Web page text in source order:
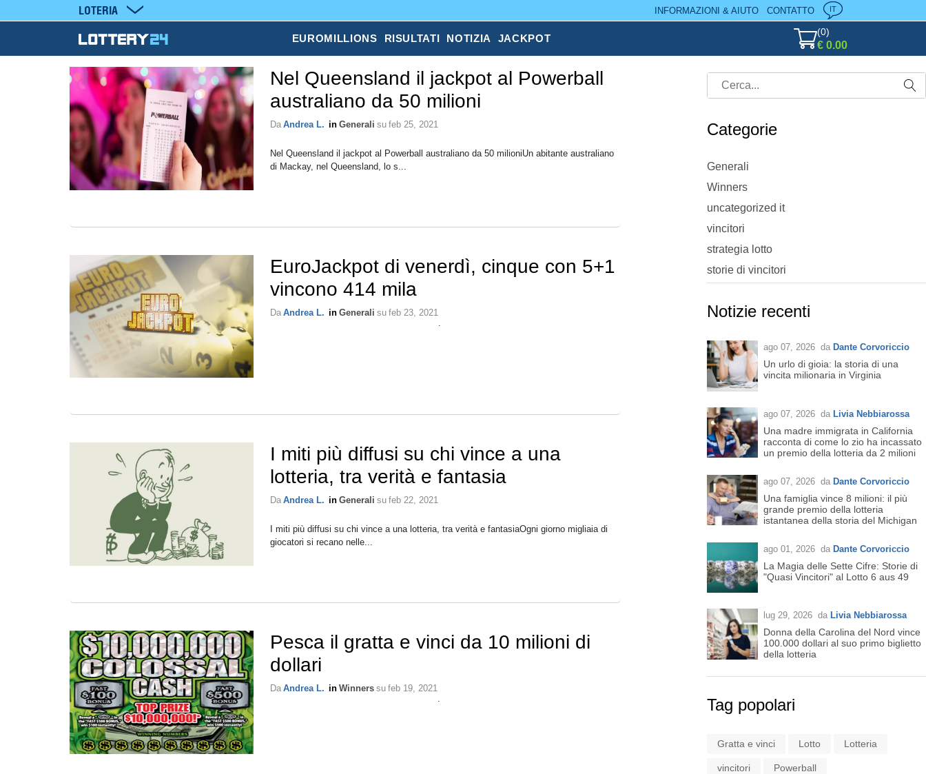
LOTERIA INFORMAZIONI & AIUTO CONTATTO IT
EUROMILLIONS RISULTATI NOTIZIA JACKPOT
(0)
€ 0.00
Nel Queensland il jackpot al Powerball
australiano da 50 milioni
Da Andrea L. in Generali su feb 25, 2021
Nel Queensland il jackpot al Powerball australiano da 50 milioniUn abitante australiano
di Mackay, nel Queensland, lo s...
EuroJackpot di venerdì, cinque con 5+1
vincono 414 mila
Da Andrea L. in Generali su feb 23, 2021
I miti più diffusi su chi vince a una
lotteria, tra verità e fantasia
Da Andrea L. in Generali su feb 22, 2021
I miti più diffusi su chi vince a una lotteria, tra verità e fantasiaOgni giorno migliaia di
giocatori si recano nelle...
Pesca il gratta e vinci da 10 milioni di
dollari
Da Andrea L. in Winners su feb 19, 2021
Categorie
Generali
Winners
uncategorized it
vincitori
strategia lotto
storie di vincitori
Notizie recenti
ago 07, 2026 da Dante Corvoriccio
Un urlo di gioia: la storia di una
vincita milionaria in Virginia
ago 07, 2026 da Livia Nebbiarossa
Una madre immigrata in California
racconta di come lo zio ha incassato
un premio della lotteria da 2 milioni
ago 07, 2026 da Dante Corvoriccio
Una famiglia vince 8 milioni: il più
grande premio della lotteria
istantanea della storia del Michigan
ago 01, 2026 da Dante Corvoriccio
La Magia delle Sette Cifre: Storie di
"Quasi Vincitori" al Lotto 6 aus 49
lug 29, 2026 da Livia Nebbiarossa
Donna della Carolina del Nord vince
100.000 dollari al suo primo biglietto
della lotteria
Tag popolari
Gratta e vinci Lotto Lotteria
vincitori Powerball